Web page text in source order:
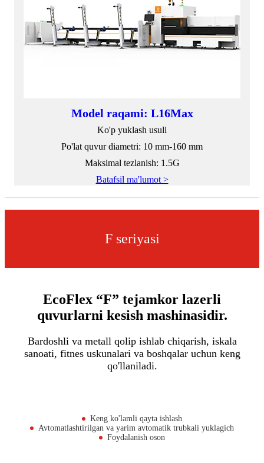
Model raqami: L16Max
Ko'p yuklash usuli
Po'lat quvur diametri: 10 mm-160 mm
Maksimal tezlanish: 1.5G
Batafsil ma'lumot >
F seriyasi
EcoFlex “F” tejamkor lazerli
quvurlarni kesish mashinasidir.
Bardoshli va metall qolip ishlab chiqarish, iskala
sanoati, fitnes uskunalari va boshqalar uchun keng
qo'llaniladi.
Keng ko'lamli qayta ishlash
Avtomatlashtirilgan va yarim avtomatik trubkali yuklagich
Foydalanish oson